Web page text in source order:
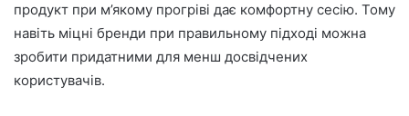
продукт при м’якому прогріві дає комфортну сесію. Тому
навіть міцні бренди при правильному підході можна
зробити придатними для менш досвідчених
користувачів.